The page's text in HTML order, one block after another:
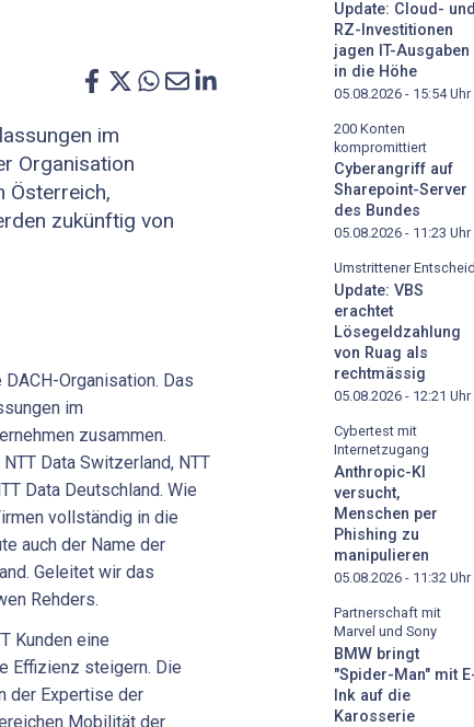
im
Organisation
Österreich,
zukünftig von
Organisation. Das
im
zusammen.
Data Switzerland, NTT
Data Deutschland. Wie
vollständig in die
auch der Name der
Geleitet wir das
Rehders.
Kunden eine
Effizienz steigern. Die
der Expertise der
Mobilität der
Update: Cloud- und
RZ-Investitionen
jagen IT-Ausgaben
in die Höhe
05.08.2026 - 15:54Uhr
200 Konten
kompromittiert
Cyberangriff auf
Sharepoint-Server
des Bundes
05.08.2026 - 11:23 Uhr
Umstrittener Entscheid
Update: VBS
erachtet
Lösegeldzahlung
von Ruag als
rechtmässig
05.08.2026 - 12:21 Uhr
Cybertest mit
Internetzugang
Anthropic-KI
versucht,
Menschen per
Phishing zu
manipulieren
05.08.2026 - 11:32 Uhr
Partnerschaft mit
Marvel und Sony
BMW bringt
"Spider-Man" mit
Ink auf die
Karosserie